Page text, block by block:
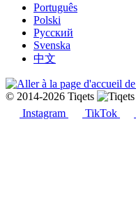
Português
Polski
Русский
Svenska
中文
© 2014-2026 Tiqets
Instagram
TikTok